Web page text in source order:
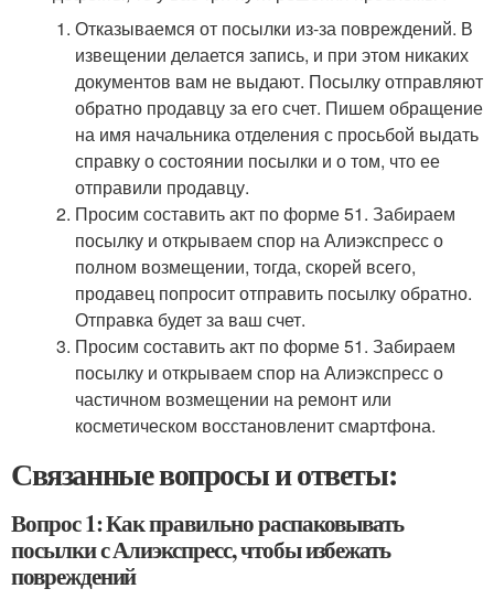
Отказываемся от посылки из-за повреждений. В
извещении делается запись, и при этом никаких
документов вам не выдают. Посылку отправляют
обратно продавцу за его счет. Пишем обращение
на имя начальника отделения с просьбой выдать
справку о состоянии посылки и о том, что ее
отправили продавцу.
Просим составить акт по форме 51. Забираем
посылку и открываем спор на Алиэкспресс о
полном возмещении, тогда, скорей всего,
продавец попросит отправить посылку обратно.
Отправка будет за ваш счет.
Просим составить акт по форме 51. Забираем
посылку и открываем спор на Алиэкспресс о
частичном возмещении на ремонт или
косметическом восстановленит смартфона.
Связанные вопросы и ответы:
Вопрос 1: Как правильно распаковывать
посылки с Алиэкспресс, чтобы избежать
повреждений